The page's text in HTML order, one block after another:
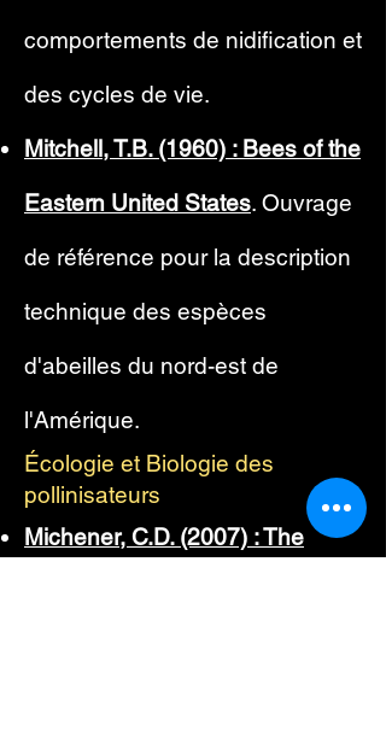
comportements de nidification et
des cycles de vie.
Mitchell, T.B. (1960) : Bees of the
Eastern United States. Ouvrage
de référence pour la description
technique des espèces
d'abeilles du nord-est de
l'Amérique.
Écologie et Biologie des
pollinisateurs
Michener, C.D. (2007) : The